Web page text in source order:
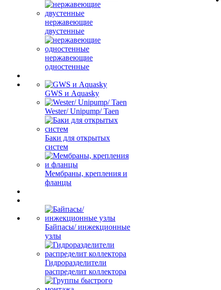
нержавеющие
двустенные
нержавеющие
одностенные
GWS и Aquasky
Wester/ Unipump/ Taen
Баки для открытых
систем
Мембраны, крепления и
фланцы
Байпасы/ инжекционные
узлы
Гидроразделители
распределит коллектора